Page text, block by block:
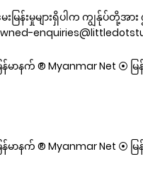
ြန်းမှုများရှိပါက ကျွန်ုပ်တို့အ
ြန်မာနက် ® Myanmar Net ⦿
ြန်မာနက် ® Myanmar Net ⦿